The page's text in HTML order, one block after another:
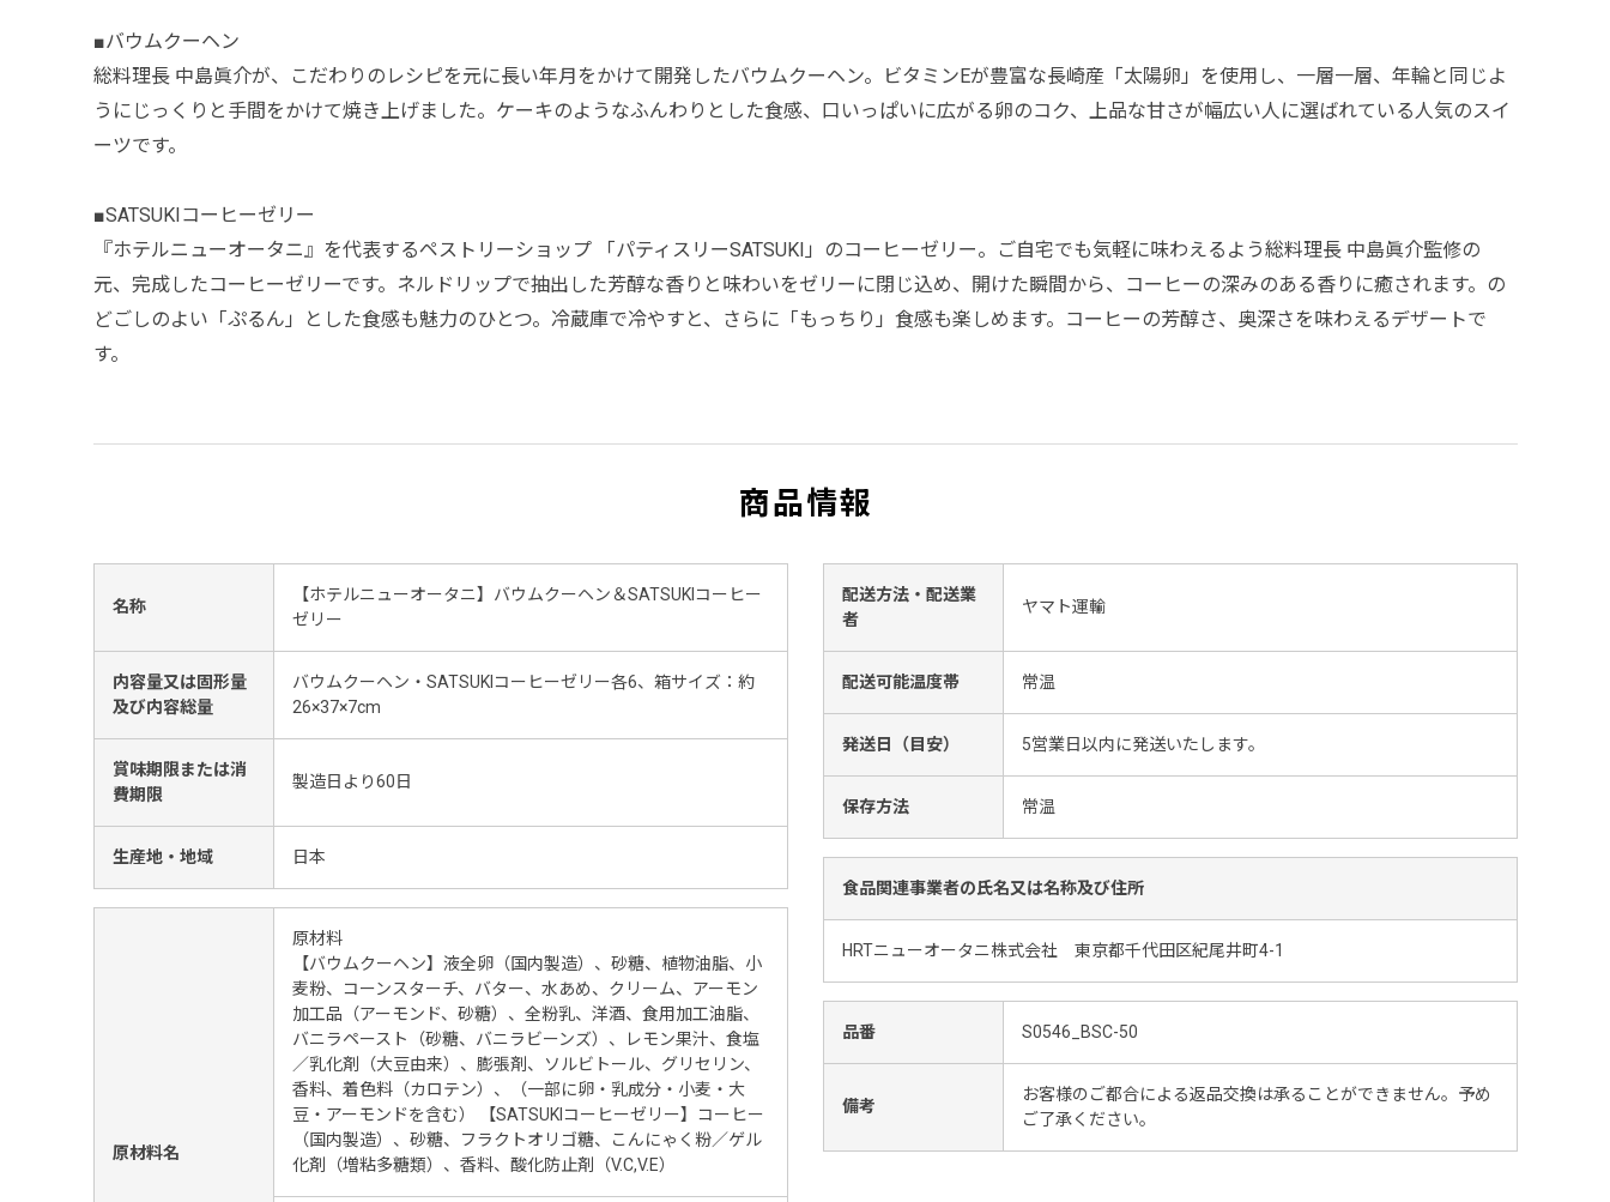
■バウムクーヘン
総料理長 中島眞介が、こだわりのレシピを元に長い年月をかけて開発したバウムクーヘン。ビタミンEが豊富な長崎産「太陽卵」を使用し、一層一層、年輪と同じよ
うにじっくりと手間をかけて焼き上げました。ケーキのようなふんわりとした食感、口いっぱいに広がる卵のコク、上品な甘さが幅広い人に選ばれている人気のスイ
ーツです。
■SATSUKIコーヒーゼリー
『ホテルニューオータニ』を代表するペストリーショップ 「パティスリーSATSUKI」のコーヒーゼリー。ご自宅でも気軽に味わえるよう総料理長 中島眞介監修の
元、完成したコーヒーゼリーです。ネルドリップで抽出した芳醇な香りと味わいをゼリーに閉じ込め、開けた瞬間から、コーヒーの深みのある香りに癒されます。の
どごしのよい「ぷるん」とした食感も魅力のひとつ。冷蔵庫で冷やすと、さらに「もっちり」食感も楽しめます。コーヒーの芳醇さ、奥深さを味わえるデザートで
す。
商品情報
名称
【ホテルニューオータニ】バウムクーヘン＆SATSUKIコーヒー
ゼリー
内容量又は固形量
及び内容総量
バウムクーヘン・SATSUKIコーヒーゼリー各6、箱サイズ：約
26×37×7cm
賞味期限または消
費期限
製造日より60日
生産地・地域 日本
原材料名
原材料
【バウムクーヘン】液全卵（国内製造）、砂糖、植物油脂、小
麦粉、コーンスターチ、バター、水あめ、クリーム、アーモン
加工品（アーモンド、砂糖）、全粉乳、洋酒、食用加工油脂、
バニラペースト（砂糖、バニラビーンズ）、レモン果汁、食塩
／乳化剤（大豆由来）、膨張剤、ソルビトール、グリセリン、
香料、着色料（カロテン）、（一部に卵・乳成分・小麦・大
豆・アーモンドを含む） 【SATSUKIコーヒーゼリー】コーヒー
（国内製造）、砂糖、フラクトオリゴ糖、こんにゃく粉／ゲル
化剤（増粘多糖類）、香料、酸化防止剤（V.C,V.E）
配送方法・配送業
者
ヤマト運輸
配送可能温度帯 常温
発送日（目安） 5営業日以内に発送いたします。
保存方法 常温
食品関連事業者の氏名又は名称及び住所
HRTニューオータニ株式会社 東京都千代田区紀尾井町4-1
品番 S0546_BSC-50
備考
お客様のご都合による返品交換は承ることができません。予め
ご了承ください。